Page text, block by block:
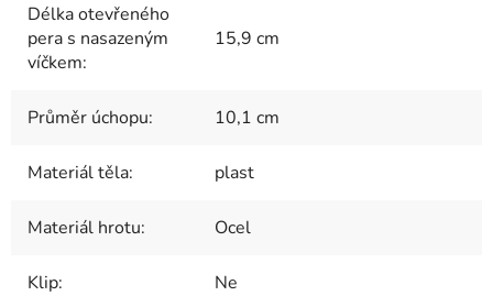
Délka otevřeného
pera s nasazeným
víčkem:
15,9 cm
Průměr úchopu: 10,1 cm
Materiál těla: plast
Materiál hrotu: Ocel
Klip: Ne